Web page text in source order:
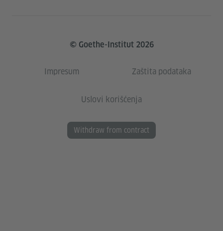
© Goethe-Institut 2026
Impresum Zaštita podataka
Uslovi korišćenja
Withdraw from contract